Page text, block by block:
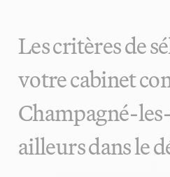
Les critères de
votre cabinet
Champagné-
ailleurs dans le